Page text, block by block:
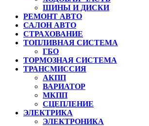
ШИНЫ И ДИСКИ
РЕМОНТ АВТО
САЛОН АВТО
СТРАХОВАНИЕ
ТОПЛИВНАЯ СИСТЕМА
ГБО
ТОРМОЗНАЯ СИСТЕМА
ТРАНСМИССИЯ
АКПП
ВАРИАТОР
МКПП
СЦЕПЛЕНИЕ
ЭЛЕКТРИКА
ЭЛЕКТРОНИКА